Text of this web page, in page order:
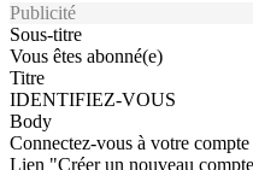
Publicité
Sous-titre
Vous êtes abonné(e)
Titre
IDENTIFIEZ-VOUS
Body
Connectez-vous à votre
Lien "Créer un nouveau